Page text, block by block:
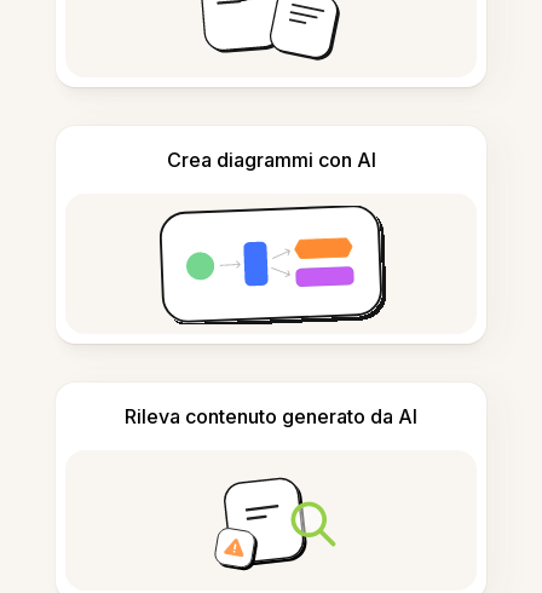
Crea diagrammi con AI
Rileva contenuto generato da AI